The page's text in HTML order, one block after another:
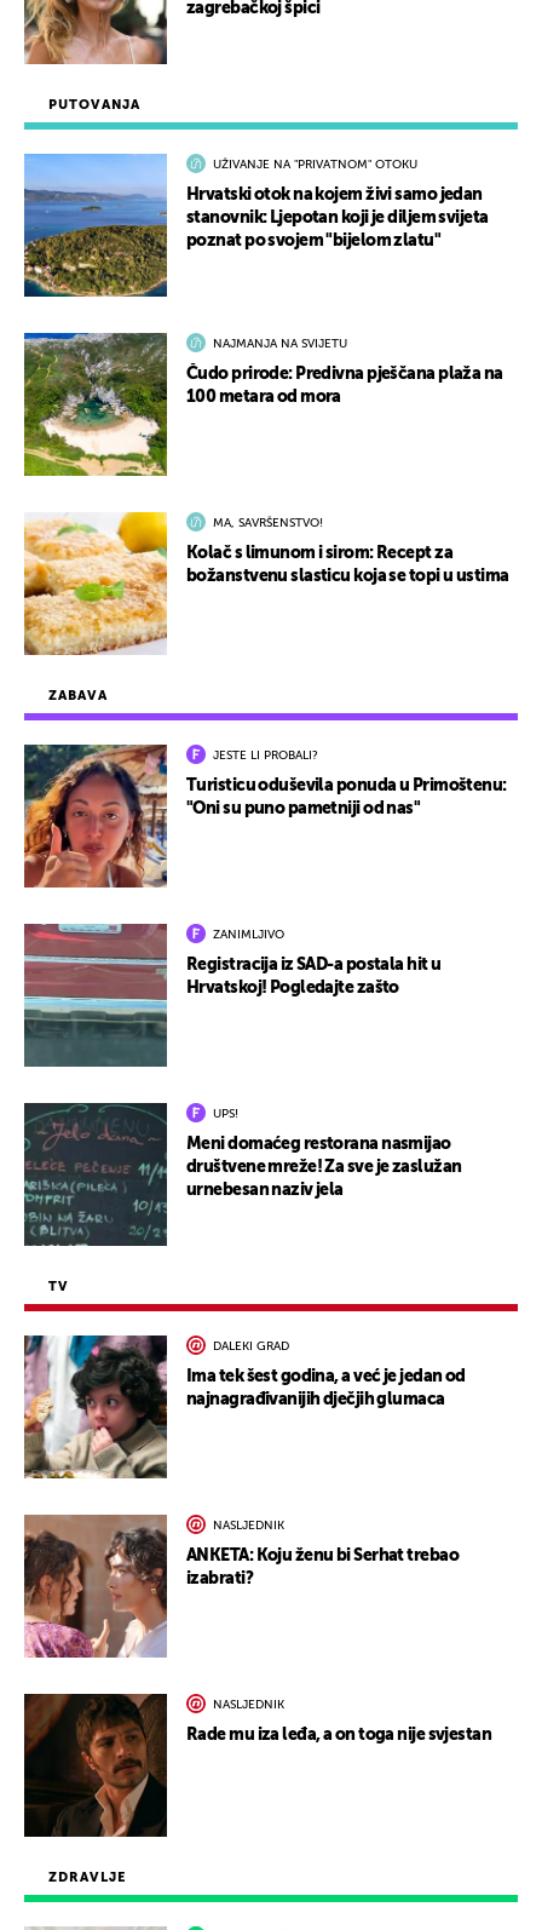
ZDRAVLJE
ZABAVA
JESTE LI PROBALI?
Turisticu oduševila ponuda u Primoštenu:
"Oni su puno pametniji od nas"
ZANIMLJIVO
Registracija iz SAD-a postala hit u
Hrvatskoj! Pogledajte zašto
UPS!
Meni domaćeg restorana nasmijao
društvene mreže! Za sve je zaslužan
urnebesan naziv jela
TV
DALEKI GRAD
Ima tek šest godina, a već je jedan od
najnagrađivanijih dječjih glumaca
NASLJEDNIK
ANKETA: Koju ženu bi Serhat trebao
izabrati?
NASLJEDNIK
Rade mu iza leđa, a on toga nije svjestan
PUTOVANJA
UŽIVANJE NA "PRIVATNOM" OTOKU
Hrvatski otok na kojem živi samo jedan
stanovnik: Ljepotan koji je diljem svijeta
poznat po svojem "bijelom zlatu"
NAJMANJA NA SVIJETU
Čudo prirode: Predivna pješčana plaža na
100 metara od mora
MA, SAVRŠENSTVO!
Kolač s limunom i sirom: Recept za
božanstvenu slasticu koja se topi u ustima
zagrebačkoj špici